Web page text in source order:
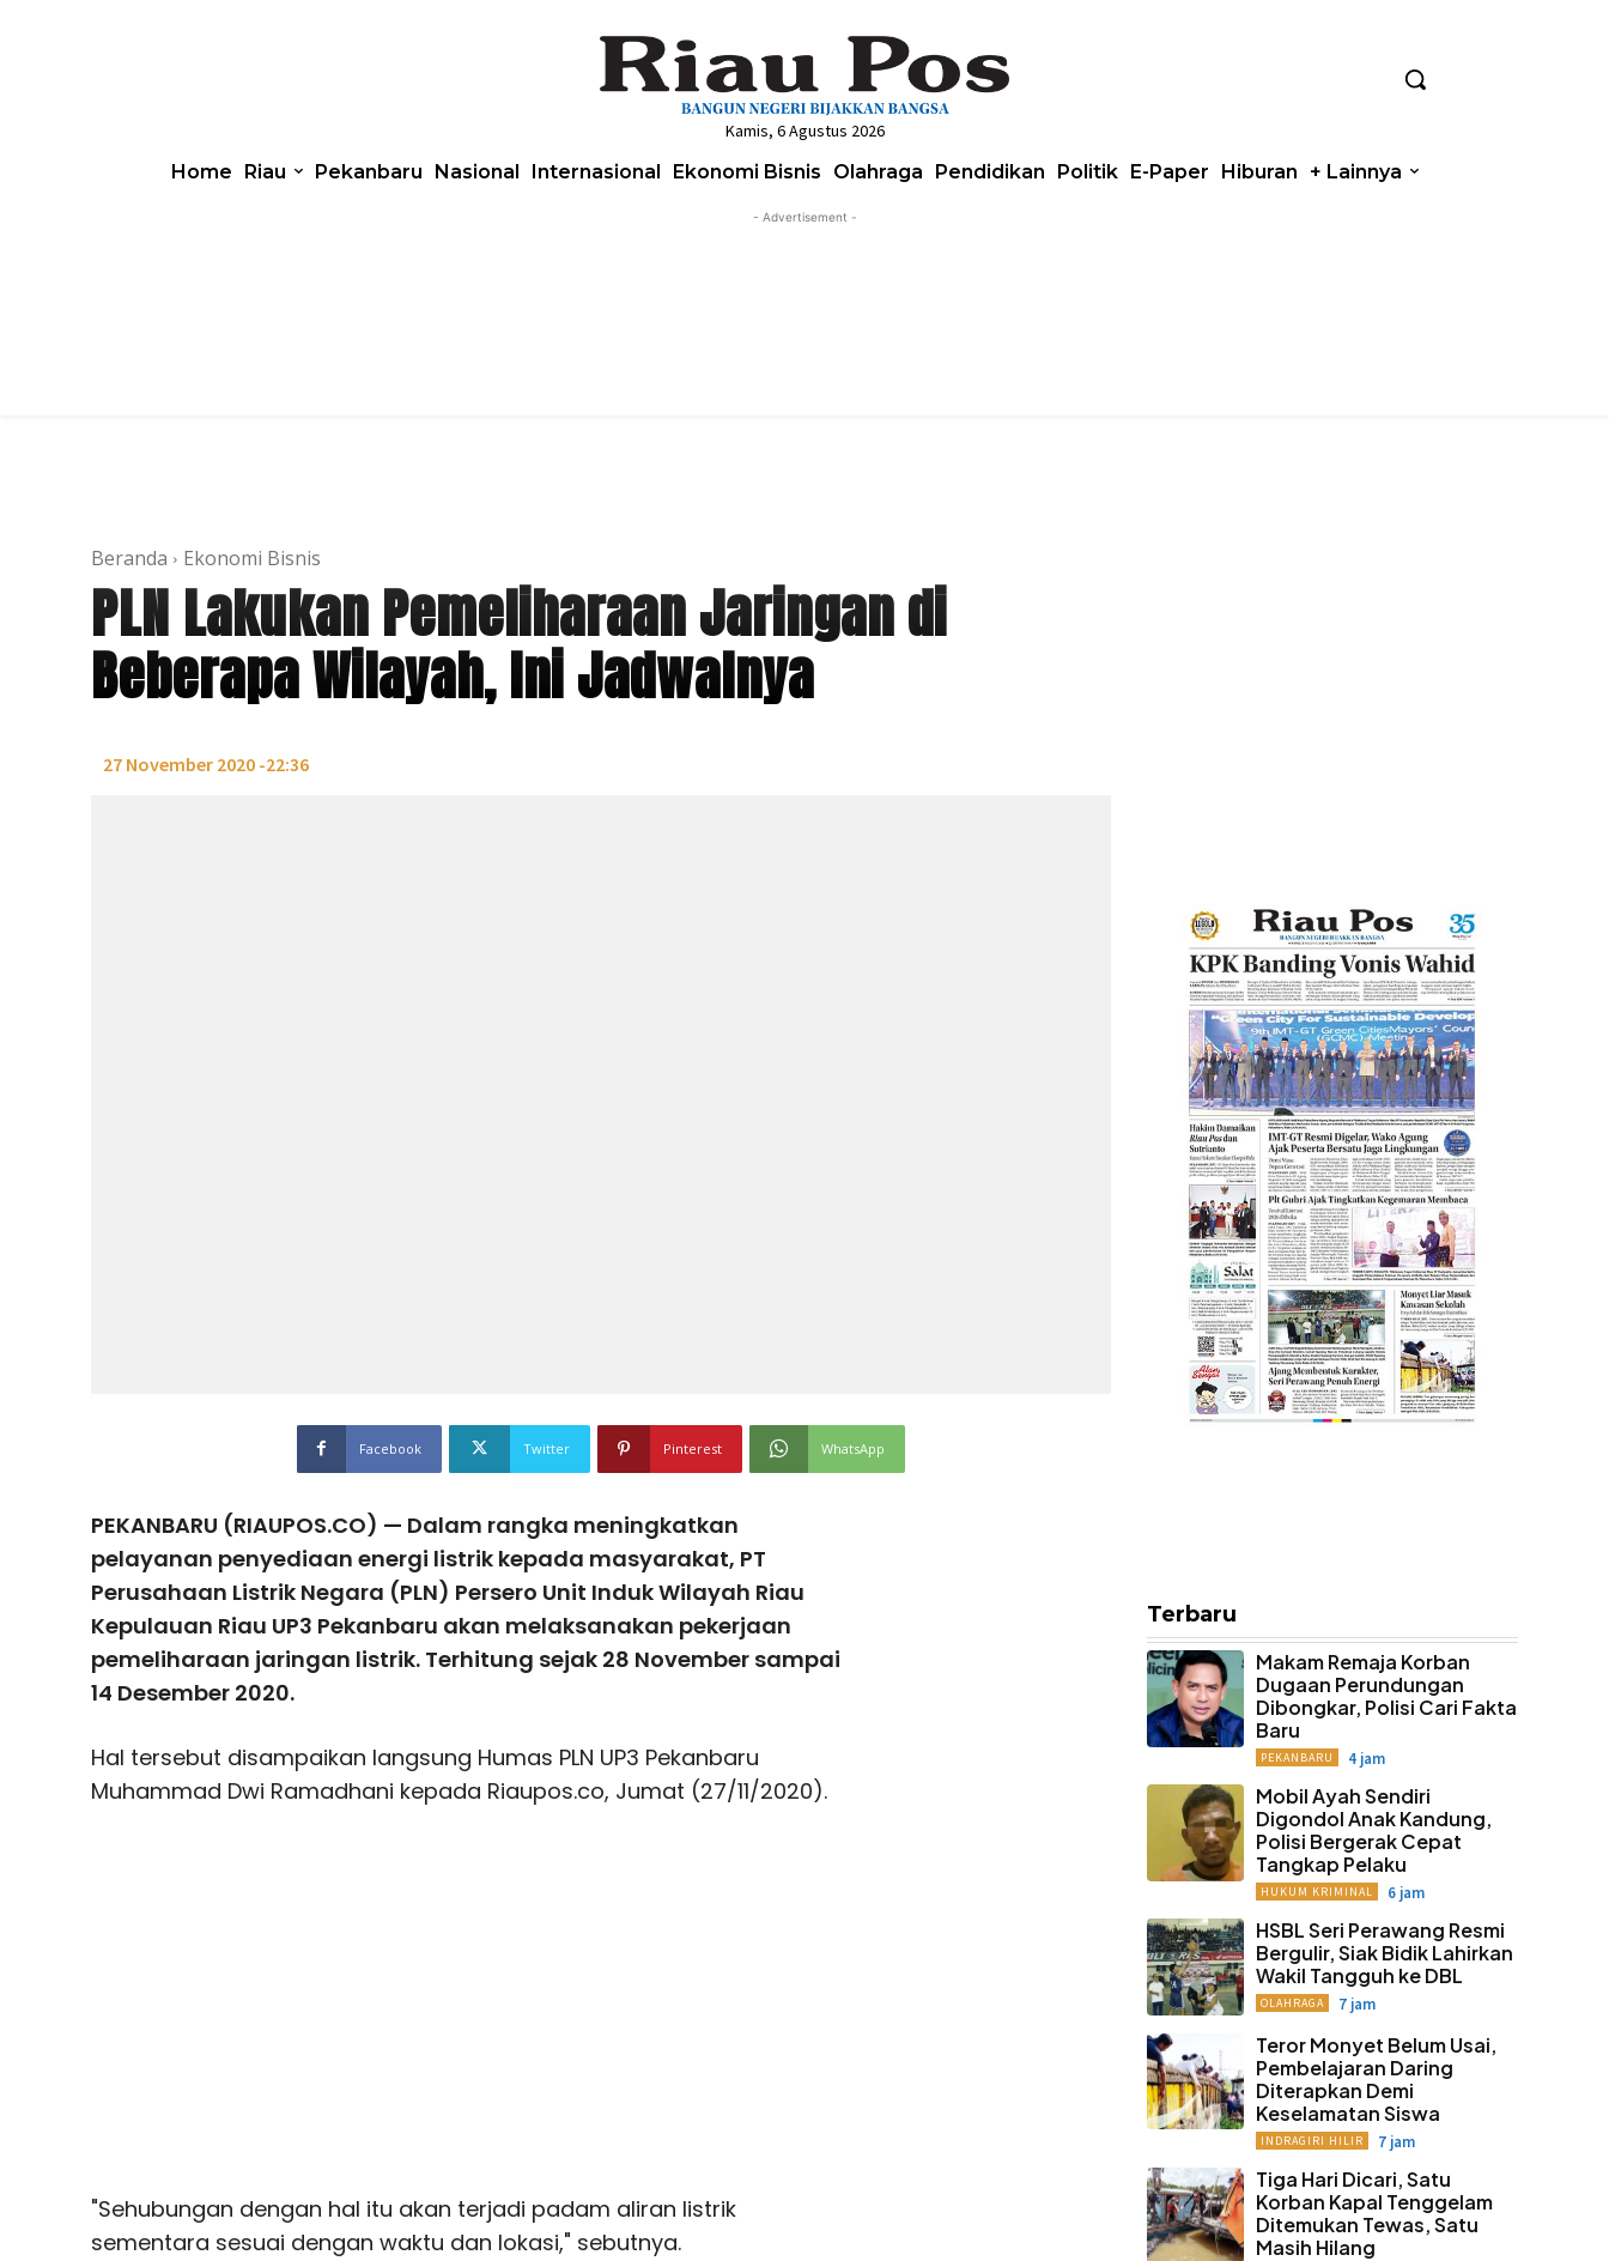
Kamis, 6 Agustus 2026
Home Riau Pekanbaru Nasional Internasional Ekonomi Bisnis Olahraga Pendidikan Politik E-Paper Hiburan + Lainnya
- Advertisement -
Beranda Ekonomi Bisnis
PLN Lakukan Pemeliharaan Jaringan di
Beberapa Wilayah, Ini Jadwalnya
27 November 2020 -22:36
Facebook Twitter Pinterest WhatsApp
PEKANBARU (RIAUPOS.CO) — Dalam rangka meningkatkan
pelayanan penyediaan energi listrik kepada masyarakat, PT
Perusahaan Listrik Negara (PLN) Persero Unit Induk Wilayah Riau
Kepulauan Riau UP3 Pekanbaru akan melaksanakan pekerjaan
pemeliharaan jaringan listrik. Terhitung sejak 28 November sampai
14 Desember 2020.
Hal tersebut disampaikan langsung Humas PLN UP3 Pekanbaru
Muhammad Dwi Ramadhani kepada Riaupos.co, Jumat (27/11/2020).
"Sehubungan dengan hal itu akan terjadi padam aliran listrik
sementara sesuai dengan waktu dan lokasi," sebutnya.
Terbaru
Makam Remaja Korban
Dugaan Perundungan
Dibongkar, Polisi Cari Fakta
Baru
PEKANBARU 4 jam
Mobil Ayah Sendiri
Digondol Anak Kandung,
Polisi Bergerak Cepat
Tangkap Pelaku
HUKUM KRIMINAL 6 jam
HSBL Seri Perawang Resmi
Bergulir, Siak Bidik Lahirkan
Wakil Tangguh ke DBL
OLAHRAGA 7 jam
Teror Monyet Belum Usai,
Pembelajaran Daring
Diterapkan Demi
Keselamatan Siswa
INDRAGIRI HILIR 7 jam
Tiga Hari Dicari, Satu
Korban Kapal Tenggelam
Ditemukan Tewas, Satu
Masih Hilang